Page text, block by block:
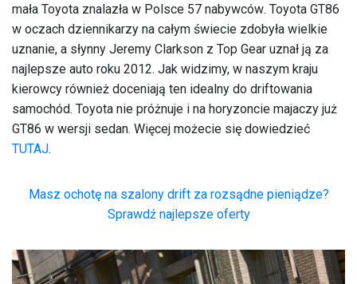
mała Toyota znalazła w Polsce 57 nabywców. Toyota GT86
w oczach dziennikarzy na całym świecie zdobyła wielkie
uznanie, a słynny Jeremy Clarkson z Top Gear uznał ją za
najlepsze auto roku 2012. Jak widzimy, w naszym kraju
kierowcy również doceniają ten idealny do driftowania
samochód. Toyota nie próżnuje i na horyzoncie majaczy już
GT86 w wersji sedan. Więcej możecie się dowiedzieć
TUTAJ.
Masz ochotę na szalony drift za rozsądne pieniądze?
Sprawdź najlepsze oferty